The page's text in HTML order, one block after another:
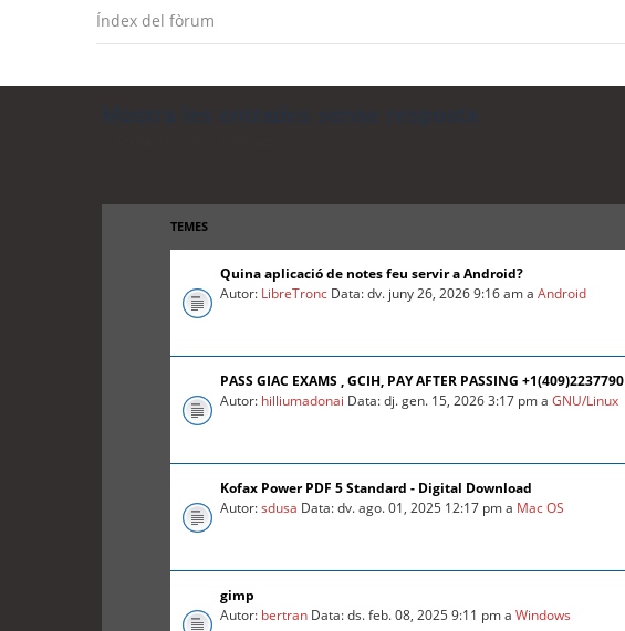
Índex del fòrum
TEMES
Quina aplicació de notes feu servir a Android?
Autor: LibreTronc Data: dv. juny 26, 2026 9:16 am aAndroid
PASS GIAC EXAMS , GCIH, PAY AFTER PASSING +1(409)2237790
Autor: hilliumadonai Data: dj. gen. 15, 2026 3:17 pm aGNU/Linux
Kofax Power PDF 5 Standard - Digital Download
Autor:sdusa Data: dv. ago. 01, 2025 12:17 pm a Mac OS
gimp
Autor: bertran Data: ds. feb. 08, 2025 9:11 pm aWindows